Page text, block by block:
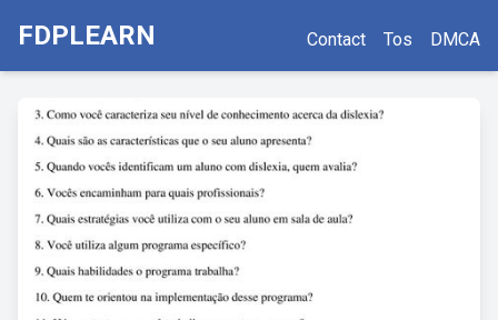
FDPLEARN Contact Tos DMCA